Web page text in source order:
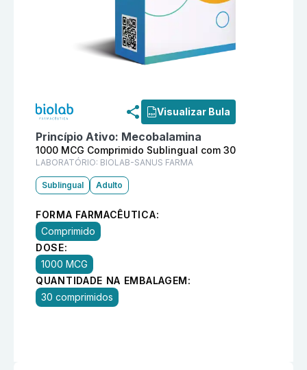
Visualizar Bula
Princípio Ativo: Mecobalamina
1000 MCG Comprimido Sublingual com 30
LABORATÓRIO: BIOLAB-SANUS FARMA
Sublingual Adulto
FORMA FARMACÊUTICA:
Comprimido
DOSE:
1000 MCG
QUANTIDADE NA EMBALAGEM:
30 comprimidos